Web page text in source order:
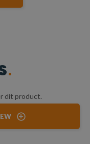
dit product.